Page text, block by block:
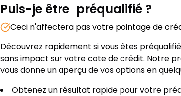
Puis-je être préqualifié ?
Ceci n'affectera pas votre pointage de
Découvrez rapidement si vous êtes
sans impact sur votre cote de crédit. Notre
vous donne un aperçu de vos options en
Obtenez un résultat rapide pour votre